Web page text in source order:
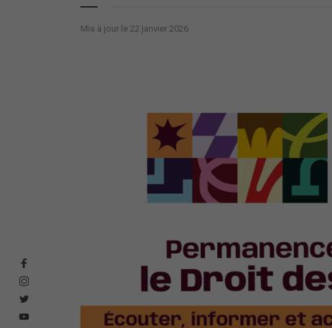
Mis à jour le 22 janvier 2026